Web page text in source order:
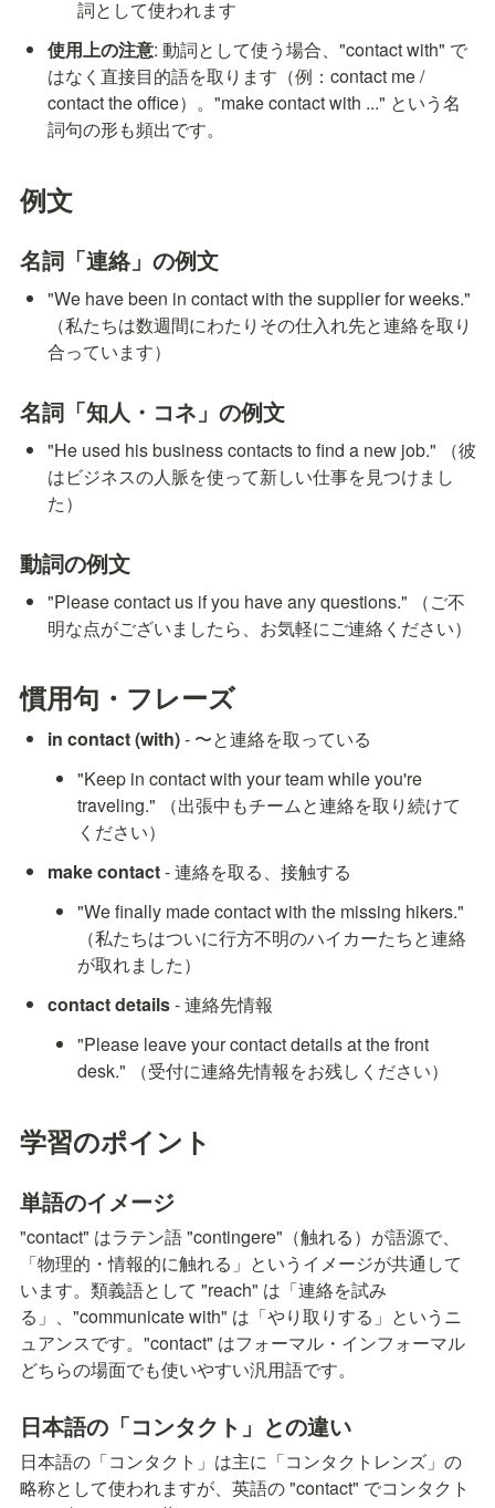
詞として使われます
使用上の注意: 動詞として使う場合、"contact with" で
はなく直接目的語を取ります（例：contact me /
contact the office）。"make contact with ..." という名
詞句の形も頻出です。
例文
名詞「連絡」の例文
"We have been in contact with the supplier for weeks."
（私たちは数週間にわたりその仕入れ先と連絡を取り
合っています）
名詞「知人・コネ」の例文
"He used his business contacts to find a new job." （彼
はビジネスの人脈を使って新しい仕事を見つけまし
た）
動詞の例文
"Please contact us if you have any questions." （ご不
明な点がございましたら、お気軽にご連絡ください）
慣用句・フレーズ
in contact (with) - 〜と連絡を取っている
"Keep in contact with your team while you're
traveling." （出張中もチームと連絡を取り続けて
ください）
make contact - 連絡を取る、接触する
"We finally made contact with the missing hikers."
（私たちはついに行方不明のハイカーたちと連絡
が取れました）
contact details - 連絡先情報
"Please leave your contact details at the front
desk." （受付に連絡先情報をお残しください）
学習のポイント
単語のイメージ
"contact" はラテン語 "contingere"（触れる）が語源で、
「物理的・情報的に触れる」というイメージが共通して
います。類義語として "reach" は「連絡を試み
る」、"communicate with" は「やり取りする」というニ
ュアンスです。"contact" はフォーマル・インフォーマル
どちらの場面でも使いやすい汎用語です。
日本語の「コンタクト」との違い
日本語の「コンタクト」は主に「コンタクトレンズ」の
略称として使われますが、英語の "contact" でコンタクト